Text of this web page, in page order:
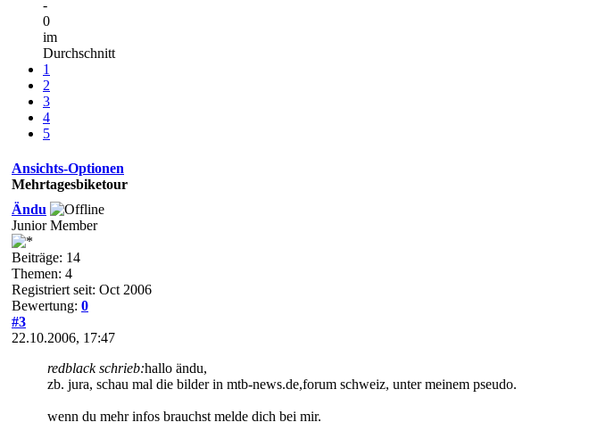
-
0
im
Durchschnitt
1
2
3
4
5
Ansichts-Optionen
Mehrtagesbiketour
Ändu
Junior Member
Beiträge: 14
Themen: 4
Registriert seit: Oct 2006
Bewertung: 0
#3
22.10.2006, 17:47
redblack schrieb:hallo ändu,
zb. jura, schau mal die bilder in mtb-news.de,forum schweiz, unter meinem pseudo.
wenn du mehr infos brauchst melde dich bei mir.